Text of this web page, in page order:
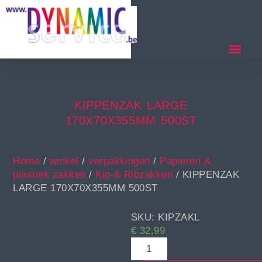
KIPPENZAK LARGE
170X70X355MM 500ST
Home / winkel /verpakkingen / Papieren &
plastiek zakken / Kip-& Ribzakken / KIPPENZAK
LARGE 170X70X355MM 500ST
SKU: KIPZAKL
€ 32,99